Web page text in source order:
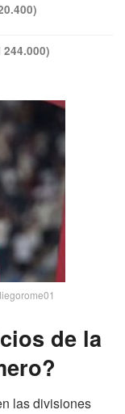
244.000)
de la
las divisiones